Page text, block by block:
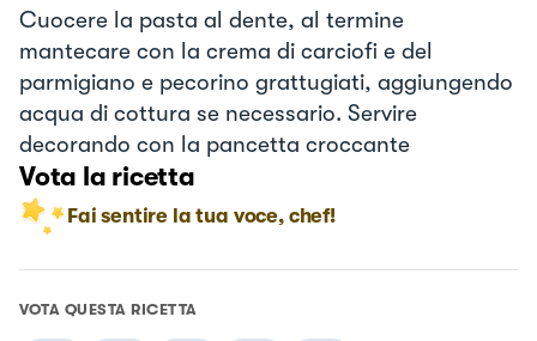
Cuocere la pasta al dente, al termine
mantecare con la crema di carciofi e del
parmigiano e pecorino grattugiati, aggiungendo
acqua di cottura se necessario. Servire
decorando con la pancetta croccante
Vota la ricetta
Fai sentire la tua voce, chef!
VOTA QUESTA RICETTA